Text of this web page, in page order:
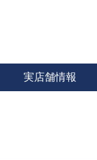
実店舗情報